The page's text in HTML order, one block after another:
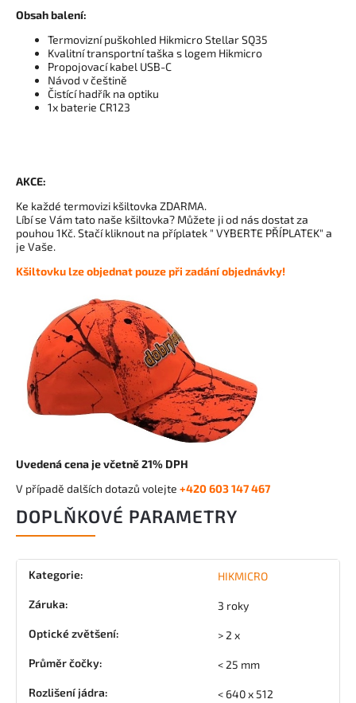
Obsah balení:
Termovizní puškohled Hikmicro Stellar SQ35
Kvalitní transportní taška s logem Hikmicro
Propojovací kabel USB-C
Návod v češtině
Čistící hadřík na optiku
1x baterie CR123
AKCE:
Ke každé termovizi kšiltovka ZDARMA.
Líbí se Vám tato naše kšiltovka? Můžete ji od nás dostat za
pouhou 1Kč. Stačí kliknout na příplatek " VYBERTE PŘÍPLATEK" a
je Vaše.
Kšiltovku lze objednat pouze při zadání objednávky!
Uvedená cena je včetně 21% DPH
V případě dalších dotazů volejte +420 603 147 467
DOPLŇKOVÉ PARAMETRY
Kategorie: HIKMICRO
Záruka: 3 roky
Optické zvětšení: > 2 x
Průměr čočky: < 25 mm
Rozlišení jádra: < 640 x 512